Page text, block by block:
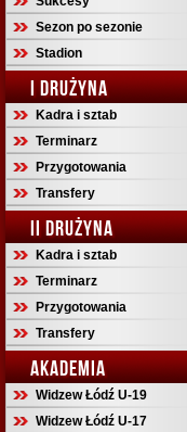
Sezon po sezonie
Stadion
I DRUŻYNA
Kadra i sztab
Terminarz
Przygotowania
Transfery
II DRUŻYNA
Kadra i sztab
Terminarz
Przygotowania
Transfery
AKADEMIA
Widzew Łódź U-19
Widzew Łódź U-17